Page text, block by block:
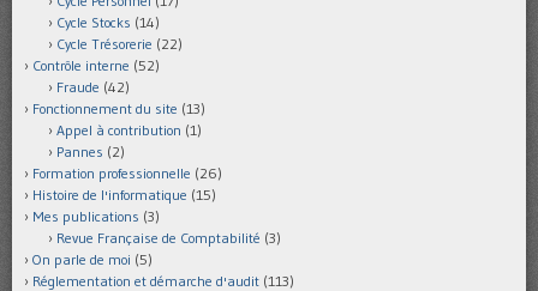
Cycle Stocks (14)
Cycle Trésorerie (22)
Contrôle interne (52)
Fraude (42)
Fonctionnement du site (13)
Appel à contribution (1)
Pannes (2)
Formation professionnelle (26)
Histoire de l'informatique (15)
Mes publications (3)
Revue Française de Comptabilité (3)
On parle de moi (5)
Réglementation et démarche d'audit (113)